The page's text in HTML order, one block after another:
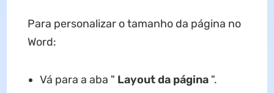
Para personalizar o tamanho da página no
Word:
Vá para a aba " Layout da página".